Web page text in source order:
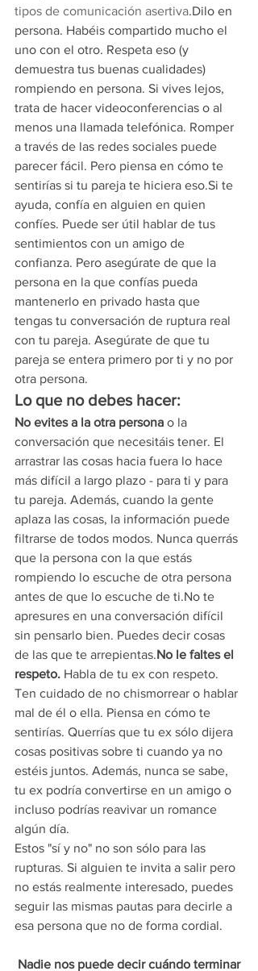
tipos de comunicación asertiva.Dilo en
persona. Habéis compartido mucho el
uno con el otro. Respeta eso (y
demuestra tus buenas cualidades)
rompiendo en persona. Si vives lejos,
trata de hacer videoconferencias o al
menos una llamada telefónica. Romper
a través de las redes sociales puede
parecer fácil. Pero piensa en cómo te
sentirías si tu pareja te hiciera eso.Si te
ayuda, confía en alguien en quien
confíes. Puede ser útil hablar de tus
sentimientos con un amigo de
confianza. Pero asegúrate de que la
persona en la que confías pueda
mantenerlo en privado hasta que
tengas tu conversación de ruptura real
con tu pareja. Asegúrate de que tu
pareja se entera primero por ti y no por
otra persona.
Lo que no debes hacer:
No evites a la otra persona o la
conversación que necesitáis tener. El
arrastrar las cosas hacia fuera lo hace
más difícil a largo plazo - para ti y para
tu pareja. Además, cuando la gente
aplaza las cosas, la información puede
filtrarse de todos modos. Nunca querrás
que la persona con la que estás
rompiendo lo escuche de otra persona
antes de que lo escuche de ti.No te
apresures en una conversación difícil
sin pensarlo bien. Puedes decir cosas
de las que te arrepientas.No le faltes el
respeto. Habla de tu ex con respeto.
Ten cuidado de no chismorrear o hablar
mal de él o ella. Piensa en cómo te
sentirías. Querrías que tu ex sólo dijera
cosas positivas sobre ti cuando ya no
estéis juntos. Además, nunca se sabe,
tu ex podría convertirse en un amigo o
incluso podrías reavivar un romance
algún día.
Estos "sí y no" no son sólo para las
rupturas. Si alguien te invita a salir pero
no estás realmente interesado, puedes
seguir las mismas pautas para decirle a
esa persona que no de forma cordial.
Nadie nos puede decir cuándo terminar